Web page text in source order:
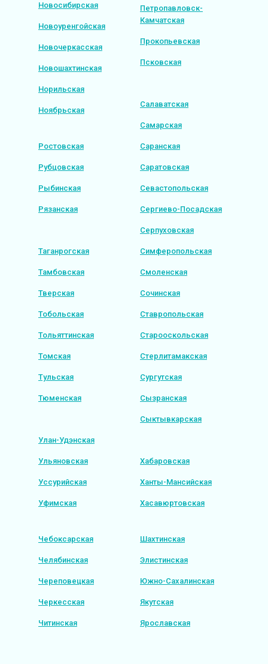
Новосибирская
Новоуренгойская
Новочеркасская
Новошахтинская
Норильская
Ноябрьская
Петропавловск-
Камчатская
Прокопьевская
Псковская
Ростовская
Рубцовская
Рыбинская
Рязанская
Салаватская
Самарская
Саранская
Саратовская
Севастопольская
Сергиево-Посадская
Серпуховская
Симферопольская
Смоленская
Сочинская
Ставропольская
Старооскольская
Стерлитамакская
Сургутская
Сызранская
Сыктывкарская
Таганрогская
Тамбовская
Тверская
Тобольская
Тольяттинская
Томская
Тульская
Тюменская
Улан-Удэнская
Ульяновская
Уссурийская
Уфимская
Хабаровская
Ханты-Мансийская
Хасавюртовская
Чебоксарская
Челябинская
Череповецкая
Черкесская
Читинская
Шахтинская
Элистинская
Южно-Сахалинская
Якутская
Ярославская